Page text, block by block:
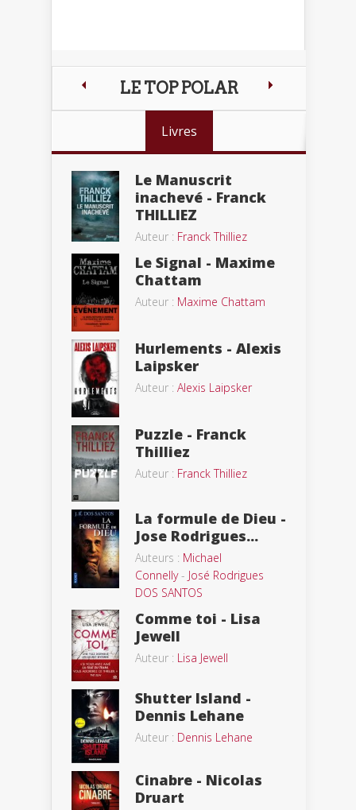
LE TOP POLAR
Livres
Le Manuscrit
inachevé - Franck
THILLIEZ
Auteur : Franck Thilliez
Le Signal - Maxime
Chattam
Auteur : Maxime Chattam
Hurlements - Alexis
Laipsker
Auteur : Alexis Laipsker
Puzzle - Franck
Thilliez
Auteur : Franck Thilliez
La formule de Dieu -
Jose Rodrigues...
Auteurs : Michael
Connelly- José Rodrigues
DOS SANTOS
Comme toi - Lisa
Jewell
Auteur : Lisa Jewell
Shutter Island -
Dennis Lehane
Auteur : Dennis Lehane
Cinabre - Nicolas
Druart